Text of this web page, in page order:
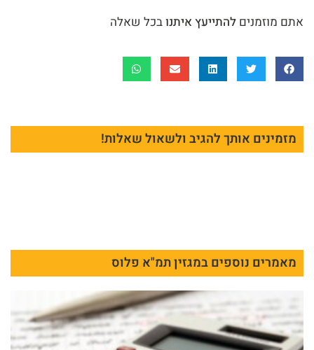
אתם מוזמנים להתייעץ איתנובכל שאלה
מזמינים אותך להגיב ולשאול שאלות!
מאמרים נוספים במגזין תמ"א פלוס